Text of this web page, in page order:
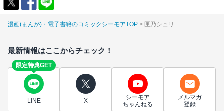
漫画(まんが)・電子書籍のコミックシーモアTOP 匣乃シュリ
最新情報はここからチェック！
限定特典GET
LINE X
シーモア
ちゃんねる
メルマガ
登録